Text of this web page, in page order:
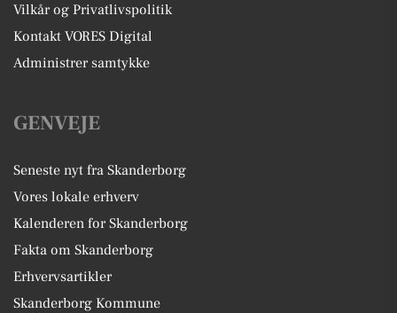
Vilkår og Privatlivspolitik
Kontakt VORES Digital
Administrer samtykke
GENVEJE
Seneste nyt fra Skanderborg
Vores lokale erhverv
Kalenderen for Skanderborg
Fakta om Skanderborg
Erhvervsartikler
Skanderborg Kommune